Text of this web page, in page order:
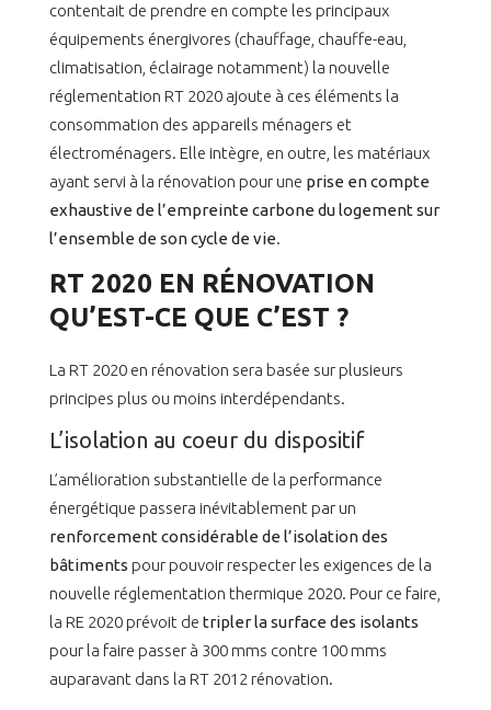
contentait de prendre en compte les principaux
équipements énergivores (chauffage, chauffe-eau,
climatisation, éclairage notamment) la nouvelle
réglementation RT 2020 ajoute à ces éléments la
consommation des appareils ménagers et
électroménagers. Elle intègre, en outre, les matériaux
ayant servi à la rénovation pour une prise en compte
exhaustive de l’empreinte carbone du logement sur
l’ensemble de son cycle de vie.
RT 2020 EN RÉNOVATION
QU’EST-CE QUE C’EST ?
La RT 2020 en rénovation sera basée sur plusieurs
principes plus ou moins interdépendants.
L’isolation au coeur du dispositif
L’amélioration substantielle de la performance
énergétique passera inévitablement par un
renforcement considérable de l’isolation des
bâtiments pour pouvoir respecter les exigences de la
nouvelle réglementation thermique 2020. Pour ce faire,
la RE 2020 prévoit de tripler la surface des isolants
pour la faire passer à 300 mms contre 100 mms
auparavant dans la RT 2012 rénovation.